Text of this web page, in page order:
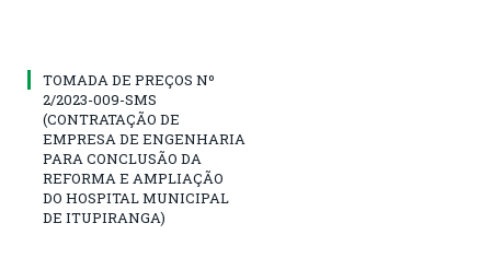
TOMADA DE PREÇOS Nº
2/2023-009-SMS
(CONTRATAÇÃO DE
EMPRESA DE ENGENHARIA
PARA CONCLUSÃO DA
REFORMA E AMPLIAÇÃO
DO HOSPITAL MUNICIPAL
DE ITUPIRANGA)